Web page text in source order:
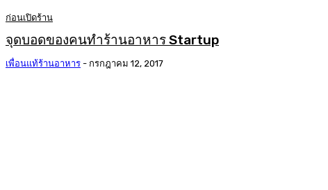
ก่อนเปิดร้าน
จุดบอดของคนทำร้านอาหาร Startup
เพื่อนแท้ร้านอาหาร - กรกฎาคม 12, 2017